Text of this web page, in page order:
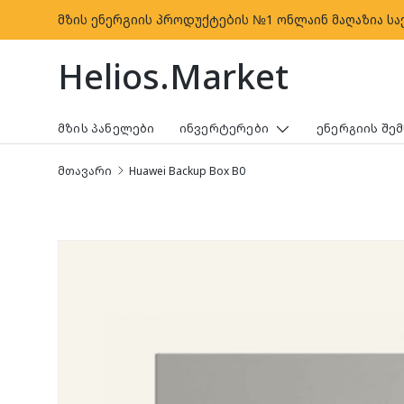
კონტენტზე გადასვლა
მზის ენერგიის პროდუქტების №1 ონლაინ მაღაზია
Helios.Market
ᲛᲖᲘᲡ ᲞᲐᲜᲔᲚᲔᲑᲘ ᲘᲜᲕᲔᲠᲢᲔᲠᲔᲑᲘ ᲔᲜᲔᲠᲒᲘᲘᲡ
მთავარი Huawei Backup Box B0